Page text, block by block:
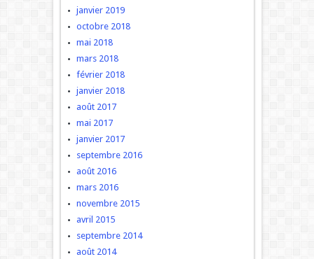
janvier 2019
octobre 2018
mai 2018
mars 2018
février 2018
janvier 2018
août 2017
mai 2017
janvier 2017
septembre 2016
août 2016
mars 2016
novembre 2015
avril 2015
septembre 2014
août 2014